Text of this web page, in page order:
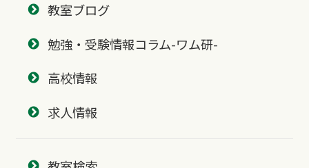
教室ブログ
勉強・受験情報コラム-ワム研-
高校情報
求人情報